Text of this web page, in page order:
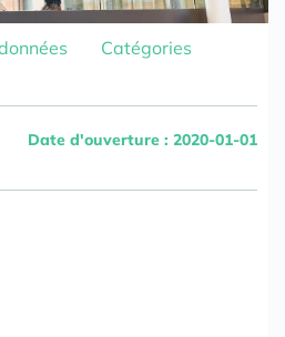
Catégories
Date d'ouverture : 2020-01-01